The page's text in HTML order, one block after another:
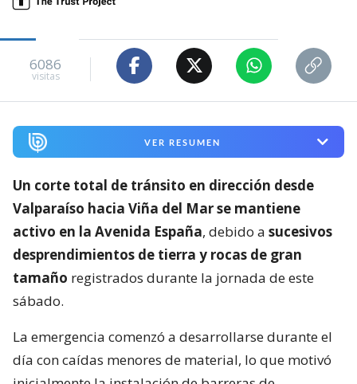
6086
visitas
VER RESUMEN
Un corte total de tránsito en dirección desde
Valparaíso hacia Viña del Mar se mantiene
activo en la Avenida España, debido a sucesivos
desprendimientos de tierra y rocas de gran
tamaño registrados durante la jornada de este
sábado.
La emergencia comenzó a desarrollarse durante el
día con caídas menores de material, lo que motivó